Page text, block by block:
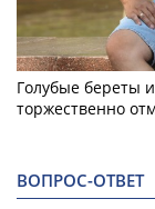
Голубые береты
торжественно
ВОПРОС-ОТВЕТ